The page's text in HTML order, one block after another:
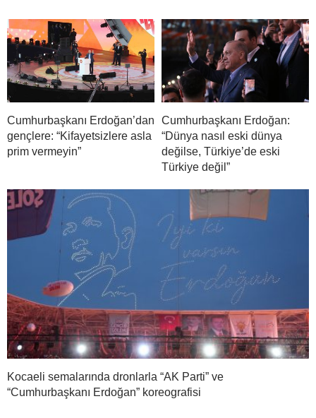
Cumhurbaşkanı Erdoğan’dan
gençlere: “Kifayetsizlere asla
prim vermeyin”
Cumhurbaşkanı Erdoğan:
“Dünya nasıl eski dünya
değilse, Türkiye’de eski
Türkiye değil”
Kocaeli semalarında dronlarla “AK Parti” ve
“Cumhurbaşkanı Erdoğan” koreografisi